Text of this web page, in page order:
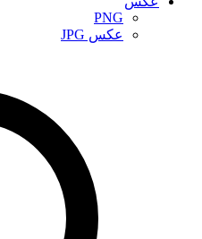
PNG
عکس JPG